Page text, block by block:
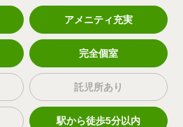
アメニティ充実
完全個室
託児所あり
駅から徒歩5分以内